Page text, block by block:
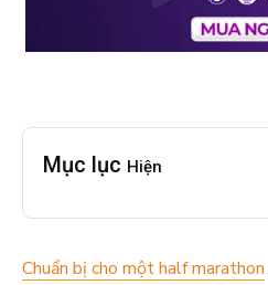
Mục lục Hiện
Chuẩn bị cho một half marathon